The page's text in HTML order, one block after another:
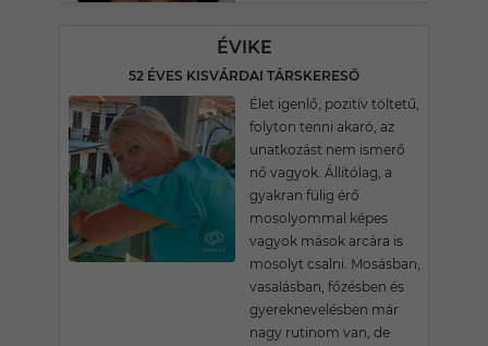
ÉVIKE
52 ÉVES KISVÁRDAI TÁRSKERESŐ
Élet igenlő, pozitív töltetű,
folyton tenni akaró, az
unatkozást nem ismerő
nő vagyok. Állítólag, a
gyakran fülig érő
mosolyommal képes
vagyok mások arcára is
mosolyt csalni. Mosásban,
vasalásban, főzésben és
gyereknevelésben már
nagy rutinom van, de